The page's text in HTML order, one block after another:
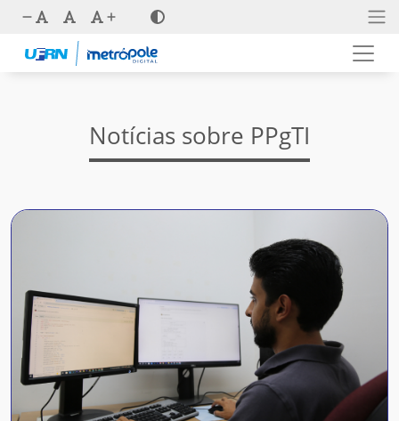
Notícias sobre PPgTI